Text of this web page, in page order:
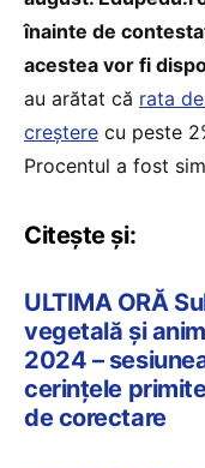
înainte de
acestea vor fi
au arătat că rata
creștere cu peste
Procentul a fost
Citește și:
ULTIMA ORĂ
vegetală și
2024 –
cerințele
de corectare